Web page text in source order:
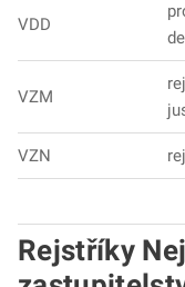
VDD
VZM
VZN
Rejstříky